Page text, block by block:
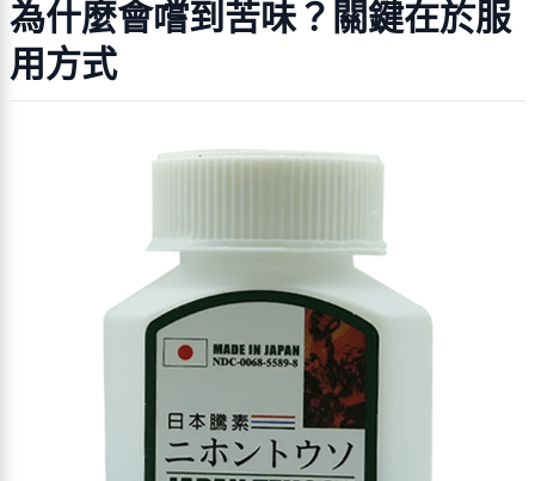
為什麼會嚐到苦味？關鍵在於服
用方式